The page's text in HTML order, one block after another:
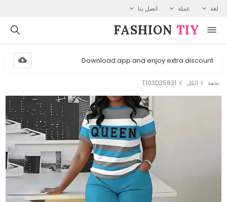
لغة عملة اتصل بنا
FASHION⁠ TIY
Download app and enjoy extra discount
نحفة الكل T103D35831